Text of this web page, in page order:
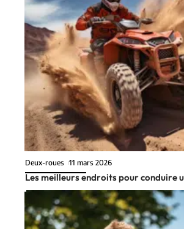
Deux-roues 11 mars 2026
Les meilleurs endroits pour conduire